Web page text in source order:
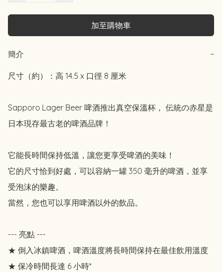
加至購物車
簡介 −
尺寸（約）：高 14.5 x 口徑 8 厘米
Sapporo Lager Beer 啤酒推出真空保溫杯， 伝統の赤星是
日本現存最古老的啤酒品牌！
它能長時間保持低溫，讓您更享受啤酒的美味！
它的尺寸恰到好處，可以容納一罐 350 毫升的啤酒，並享
受泡沫的樂趣。
當然，您也可以享用啤酒以外的飲品。
--- 亮點 ---
★ 倒入冰鎮啤酒，啤酒溫度將長時間保持在最佳飲用溫度
★ 保冷時間長達 6 小時*